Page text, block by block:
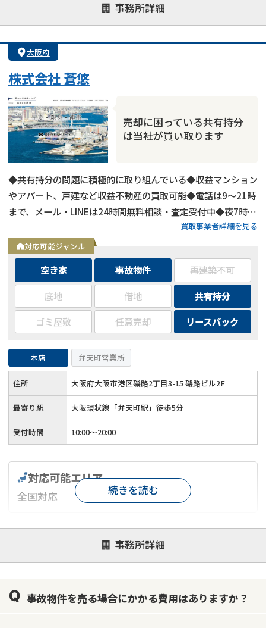
事務所詳細
1億円以上の買取可
大阪府
株式会社 蒼悠
売却に困っている共有持分
は当社が買い取ります
◆共有持分の問題に積極的に取り組んでいる◆収益マンション
やアパート、戸建など収益不動産の買取可能◆電話は9～21時
まで、メール・LINEは24時間無料相談・査定受付中◆夜7時以
買取事業者詳細を見る
対応可能ジャンル
空き家 事故物件
再建築不可
底地
借地
共有持分
ゴミ屋敷
任意売却 リースバック
本店 弁天町営業所
住所 大阪府大阪市港区磯路2丁目3-15 磯路ビル2F
最寄り駅 大阪環状線「弁天町駅」徒歩5分
受付時間 10:00～20:00
事務所詳細
対応可能エリア
全国対応
対応が親身 オンライン面談可能
レスポンスが早い
1億円以上の買取可
続きを読む
事故物件を売る場合にかかる費用はありますか？